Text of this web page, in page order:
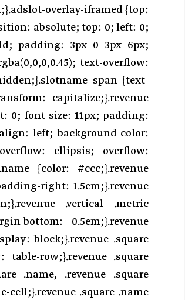
overlay-iframed {top:
absolute; top: 0; left: 0;
padding: 3px 0 3px 6px;
text-overflow:
span {text-
capitalize;}.revenue
0; font-size: 11px; padding:
left; background-color:
ellipsis; overflow:
{color: #ccc;}.revenue
right: 1.5em;}.revenue
.vertical .metric
bottom: 0.5em;}.revenue
block;}.revenue .square
row;}.revenue .square
.name, .revenue .square
cell;}.revenue .square .name